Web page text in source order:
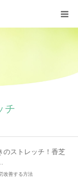
チ
のストレッチ！香芝
改善する方法